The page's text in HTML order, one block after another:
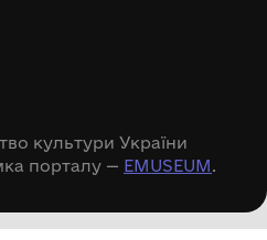
культури України
порталу — EMUSEUM.